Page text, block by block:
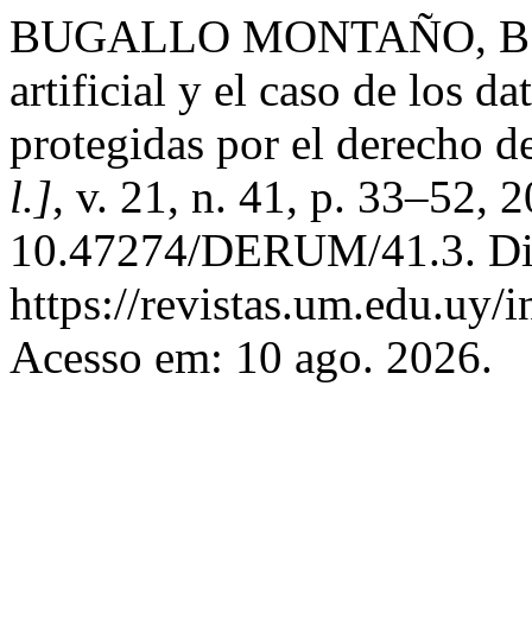
BUGALLO MONTAÑO,
artificial y el caso de los
protegidas por el derecho
l.], v. 21, n. 41, p. 33–52,
10.47274/DERUM/41.3.
https://revistas.um.edu.uy/
Acesso em: 10 ago. 2026.